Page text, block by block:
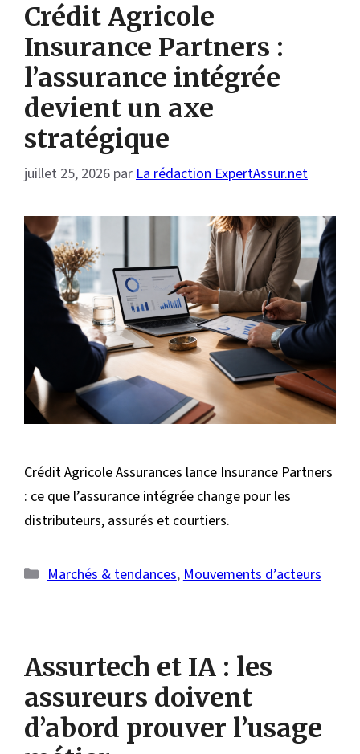
Crédit Agricole
Insurance Partners :
l’assurance intégrée
devient un axe
stratégique
juillet 25, 2026 parLa rédaction ExpertAssur.net
Crédit Agricole Assurances lance Insurance Partners
: ce que l’assurance intégrée change pour les
distributeurs, assurés et courtiers.
Catégories
Marchés & tendances, Mouvements d’acteurs
Assurtech et IA : les
assureurs doivent
d’abord prouver l’usage